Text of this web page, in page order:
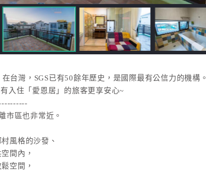
台灣，SGS已有50餘年歷史，是國際最有公信力的機構。
入住「愛恩居」的旅客更享安心~
市區也非常近。
風格的沙發、
間內，
空間，